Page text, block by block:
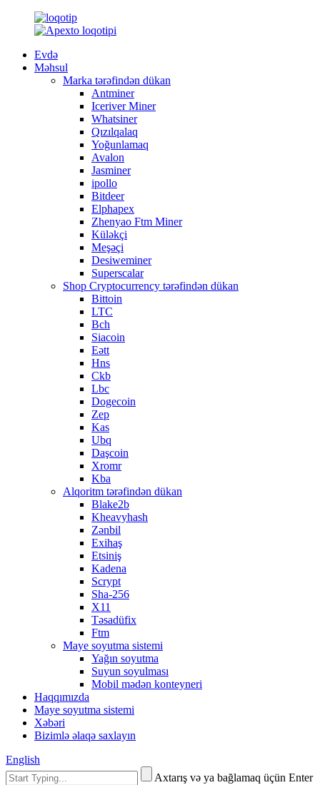
Evdə
Məhsul
Marka tərəfindən dükan
Antminer
Iceriver Miner
Whatsiner
Qızılqalaq
Yoğunlamaq
Avalon
Jasminer
ipollo
Bitdeer
Elphapex
Zhenyao Ftm Miner
Küləkçi
Meşəçi
Desiweminer
Superscalar
Shop Cryptocurrency tərəfindən dükan
Bittoin
LTC
Bch
Siacoin
Eətt
Hns
Ckb
Lbc
Dogecoin
Zep
Kas
Ubq
Daşcoin
Xromr
Kba
Alqoritm tərəfindən dükan
Blake2b
Kheavyhash
Zənbil
Exihaş
Etsiniş
Kadena
Scrypt
Sha-256
X11
Təsadüfix
Ftm
Maye soyutma sistemi
Yağın soyutma
Suyun soyulması
Mobil mədən konteyneri
Haqqımızda
Maye soyutma sistemi
Xəbəri
Bizimlə əlaqə saxlayın
English
Axtarış və ya bağlamaq üçün Enter